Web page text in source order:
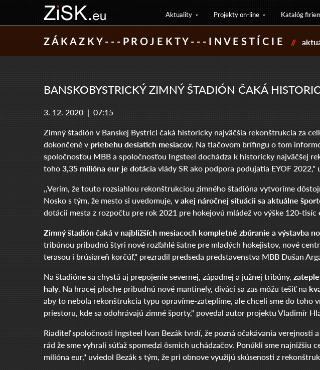
Aktuality Projekty on-line Katalóg
Z Á K A Z K Y - - - P R O J E K T Y - - - I N V E S T Í C I E //
BANSKOBYSTRICKÝ ZIMNÝ ŠTADIÓN ČAKÁ
3. 12. 2020 | 07:15
Zimný štadión v Banskej Bystrici čaká historicky najväčšia rekonštrukcia za
dokončené v priebehu desiatich mesiacov. Na tlačovom brífingu o tom
spoločnosťou MBB a spoločnosťou Ingsteel dochádza k historicky najväčšej
toho3,35 milióna eur je dotáciavlády SR ako podpora podujatia EYOF
,,Verím, že touto rozsiahlou rekonštrukciou zimného štadióna vytvoríme
Nosko s tým, že mesto si uvedomuje, v akej náročnej situácii sa aktuálne
dotácii mesta z rozpočtu pre rok 2021 pre hokejovú mládež vo výške 120-
Zimný štadión čaká v najbližších mesiacoch kompletné zbúranie a výstavba
tribúnou pribudnú štyri nové rozľahlé šatne pre mladých hokejistov, nové
terasou i brúsiareň korčúľ," prezradil predseda predstavenstva MBB Dušan
Na štadióne sa chystá aj prepojenie severnej, západnej a južnej tribúny,
haly. Na hracej ploche pribudnú nové mantinely, diváci sa zas môžu tešiť na
aby to nebola rekonštrukcia typu opravíme-zateplíme, ale chceli sme do
priestoru, kde sa odohrávajú zimné športy," povedal autor projektu Vladimír
Riaditeľ spoločnosti Ingsteel Ivan Bezák tvrdí, že pozná očakávania verejnosti
rád že sme vyhrali súťaž spomedzi ôsmich uchádzačov. Ponúkli sme najnižšiu
milióna eur," uviedol Bezák s tým, že pri obnove využijú skúsenosti z